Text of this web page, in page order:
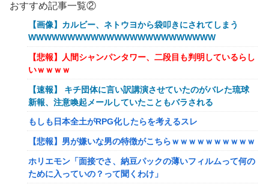
【艦これ】けーかいじん 他
【艦これ】水着川内さん 他
洋服の青山、空調ウェアを発売ｗｗｗｗｗｗ
女「43億円注文して………キャンセルっと！」←こいつの目
的
【驚愕】マチアプで会った外国人からまさかの『こう』言わ
れたんやがこれワイ詰みか？？？？？？？
【動画】手術中に熊本地震直撃やばすぎる
避難所にベッドがない！と文句たらたらだった左派、実際に
避難所にベッドが搬入されてしまった結果……
おすすめ記事一覧②
【画像】カルビー、ネトウヨから袋叩きにされてしまう
WWWWWWWWWWWWWWWWWWWWWWWW
【悲報】人間シャンパンタワー、二段目も判明しているらし
いｗｗｗｗ
【速報】 キチ団体に言い訳講演させていたのがバレた琉球
新報、注意喚起メールしていたこともバラされる
もしも日本全土がRPG化したらを考えるスレ
【悲報】男が嫌いな男の特徴がこちらｗｗｗｗｗｗｗｗｗｗ
ホリエモン「面接でさ、納豆パックの薄いフィルムって何の
ために入っていの？って聞くわけ」